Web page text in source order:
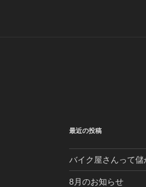
最近の投稿
バイク屋さんって儲
8月のお知らせ